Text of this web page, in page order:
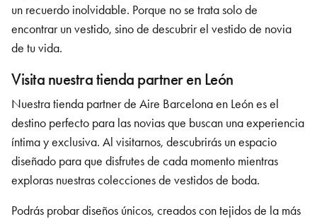
un recuerdo inolvidable. Porque no se trata solo de
encontrar un vestido, sino de descubrir el vestido de novia
de tu vida.
Visita nuestra tienda partner en León
Nuestra tienda partner de Aire Barcelonaen Leónes el
destino perfecto para las novias que buscan una experiencia
íntima y exclusiva. Al visitarnos, descubrirás un espacio
diseñado para que disfrutes de cada momento mientras
exploras nuestras colecciones de vestidos de boda.
Podrás probar diseños únicos, creados con tejidos de la más